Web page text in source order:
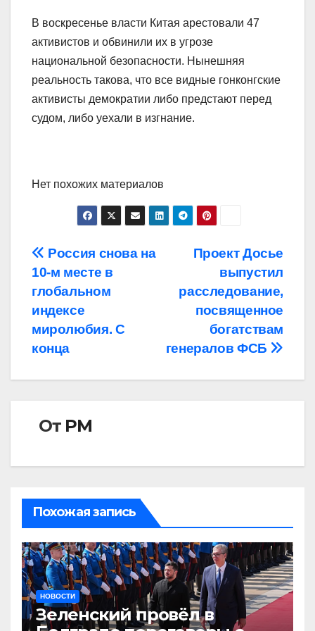
В воскресенье власти Китая арестовали 47
активистов и обвинили их в угрозе
национальной безопасности. Нынешняя
реальность такова, что все видные гонконгские
активисты демократии либо предстают перед
судом, либо уехали в изгнание.
Нет похожих материалов
Навигация
по
записям
Проект Досье
выпустил
расследование,
посвященное
богатствам
генералов ФСБ
Россия снова на
10-м месте в
глобальном
индексе
миролюбия. С
конца
От РМ
Похожая запись
НОВОСТИ
Зеленский провёл в